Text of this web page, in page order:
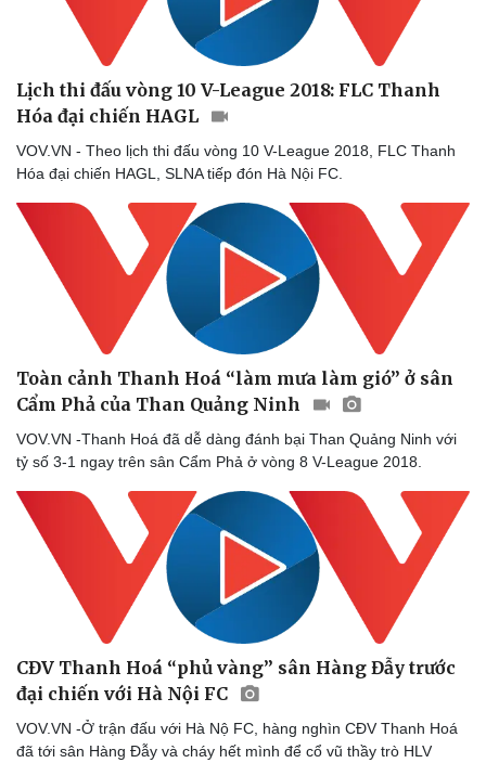
Sức khỏe
Dinh dưỡng - món ngon
Cây thuốc
Sản phụ khoa
Nam khoa
Làm đẹp - giảm cân
Ăn sạch sống khỏe
Đời sống
Tình yêu - Gia đình
Lịch thi đấu vòng 10 V-League 2018: FLC Thanh
Hóa đại chiến HAGL
VOV.VN - Theo lịch thi đấu vòng 10 V-League 2018, FLC Thanh
Hóa đại chiến HAGL, SLNA tiếp đón Hà Nội FC.
Toàn cảnh Thanh Hoá “làm mưa làm gió” ở sân
Cẩm Phả của Than Quảng Ninh
VOV.VN -Thanh Hoá đã dễ dàng đánh bại Than Quảng Ninh với
tỷ số 3-1 ngay trên sân Cẩm Phả ở vòng 8 V-League 2018.
CĐV Thanh Hoá “phủ vàng” sân Hàng Đẫy trước
đại chiến với Hà Nội FC
VOV.VN -Ở trận đấu với Hà Nộ FC, hàng nghìn CĐV Thanh Hoá
đã tới sân Hàng Đẫy và cháy hết mình để cổ vũ thầy trò HLV